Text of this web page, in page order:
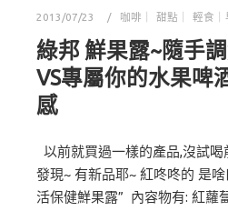
2013/07/23 咖啡｜ 甜點｜ 輕食｜
綠邦 鮮果露~隨手
VS專屬你的水果啤
感
以前就買過一樣的產品,沒試喝
發現~ 有新品耶~ 紅咚咚的 是
活保健鮮果露” 內容物有: 紅蘿